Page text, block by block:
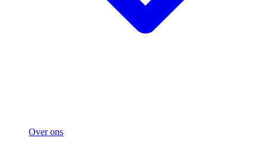
Over ons